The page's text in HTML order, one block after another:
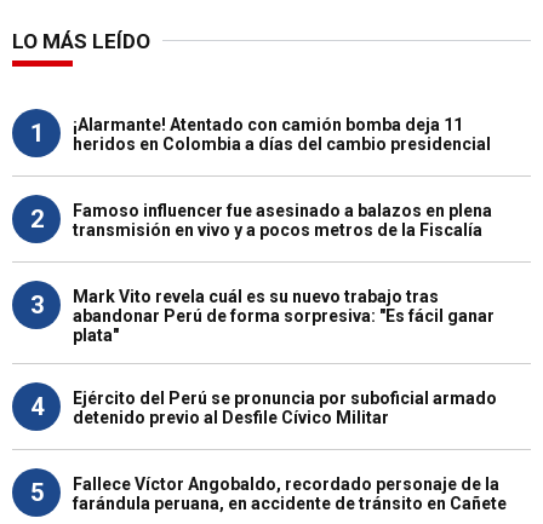
LO MÁS LEÍDO
1
¡Alarmante! Atentado con camión bomba deja 11
heridos en Colombia a días del cambio presidencial
2
Famoso influencer fue asesinado a balazos en plena
transmisión en vivo y a pocos metros de la Fiscalía
3
Mark Vito revela cuál es su nuevo trabajo tras
abandonar Perú de forma sorpresiva: "Es fácil ganar
plata"
4
Ejército del Perú se pronuncia por suboficial armado
detenido previo al Desfile Cívico Militar
5
Fallece Víctor Angobaldo, recordado personaje de la
farándula peruana, en accidente de tránsito en Cañete